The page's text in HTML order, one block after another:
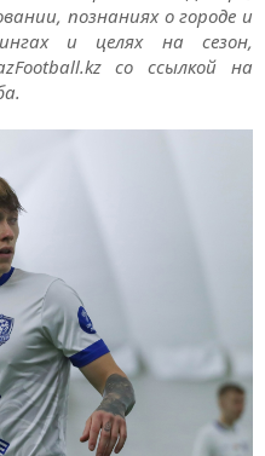
познаниях о городе и
и целях на сезон,
со ссылкой на